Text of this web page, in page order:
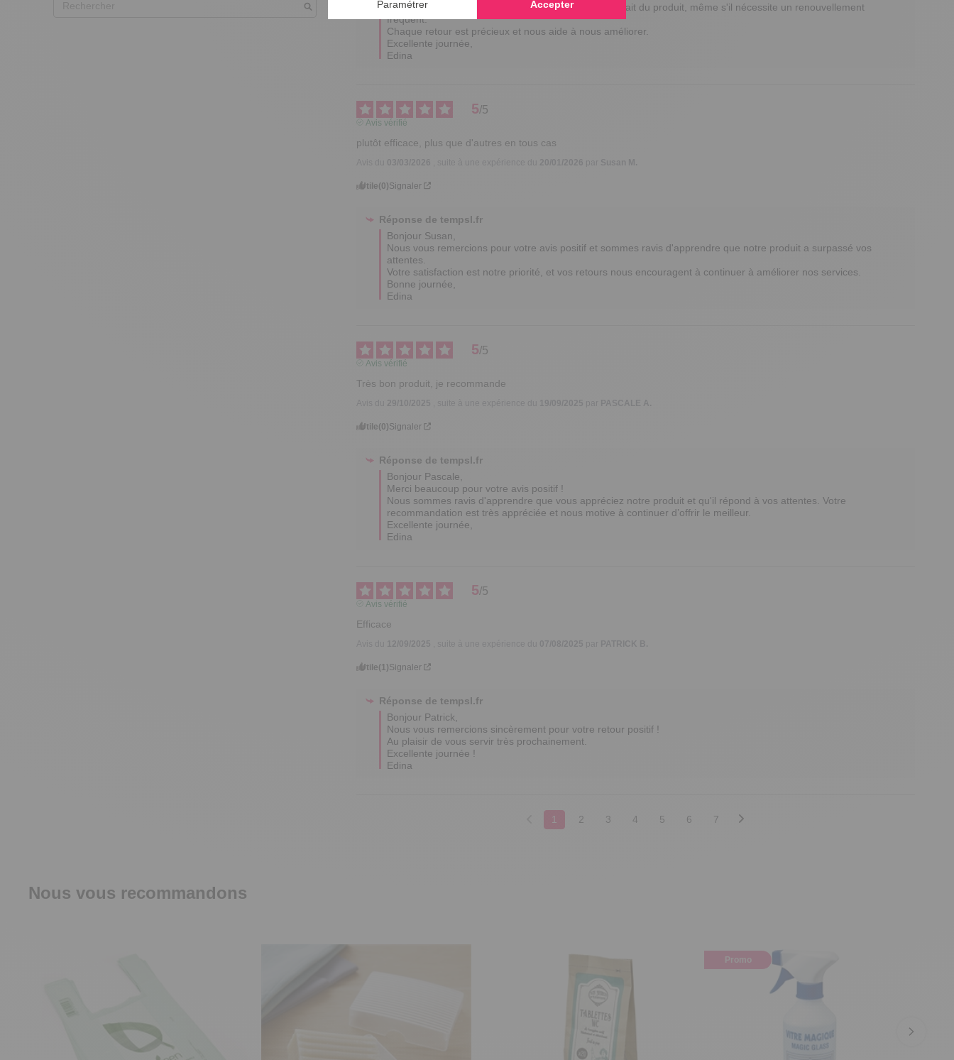
Nous sommes ravis d'apprendre que vous êtes satisfait du produit, même s'il nécessite un renouvellement
fréquent.
Chaque retour est précieux et nous aide à nous améliorer.
Excellente journée,
Edina
5/5
Avis vérifié
plutôt efficace, plus que d'autres en tous cas
03/03/2026 20/01/2026 Susan M.
Utile(0)Signaler
Réponse detempsl.fr
Bonjour Susan,
Nous vous remercions pour votre avis positif et sommes ravis d'apprendre que notre produit a surpassé vos
attentes.
Votre satisfaction est notre priorité, et vos retours nous encouragent à continuer à améliorer nos services.
Bonne journée,
Edina
5/5
Avis vérifié
Très bon produit, je recommande
29/10/2025 19/09/2025 par PASCALE A.
Utile(0)Signaler
Réponse detempsl.fr
Bonjour Pascale,
Merci beaucoup pour votre avis positif !
Nous sommes ravis d'apprendre que vous appréciez notre produit et qu'il répond à vos attentes. Votre
recommandation est très appréciée et nous motive à continuer d’offrir le meilleur.
Excellente journée,
Edina
5/5
Avis vérifié
Efficace
Utile(1)Signaler
Réponse detempsl.fr
Bonjour Patrick,
Nous vous remercions sincèrement pour votre retour positif !
Au plaisir de vous servir très prochainement.
Excellente journée !
Edina
1 2 3 4 5 6 7
Nous vous recommandons
Promo